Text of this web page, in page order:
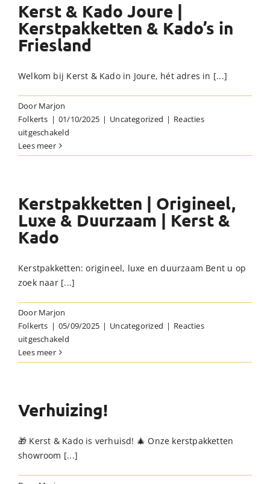
het
nieuws!
(deel
1)
Kerst & Kado Joure |
Kerstpakketten & Kado’s in
Friesland
Welkom bij Kerst & Kado in Joure, hét adres in [...]
Door Marjon
Folkerts | 01/10/2025 | Uncategorized | Reacties
uitgeschakeldvoor
&
|
Kerstpakketten
&
Friesland
Lees meer
Kerstpakketten | Origineel,
Luxe & Duurzaam | Kerst &
Kado
Kerstpakketten: origineel, luxe en duurzaam Bent u op
zoek naar [...]
Door Marjon
Folkerts | 05/09/2025 | Uncategorized | Reacties
uitgeschakeldvoor
|
&
Duurzaam
Kerst
&
Lees meer
Verhuizing!
🎁 Kerst & Kado is verhuisd! 🎄 Onze kerstpakketten
showroom [...]